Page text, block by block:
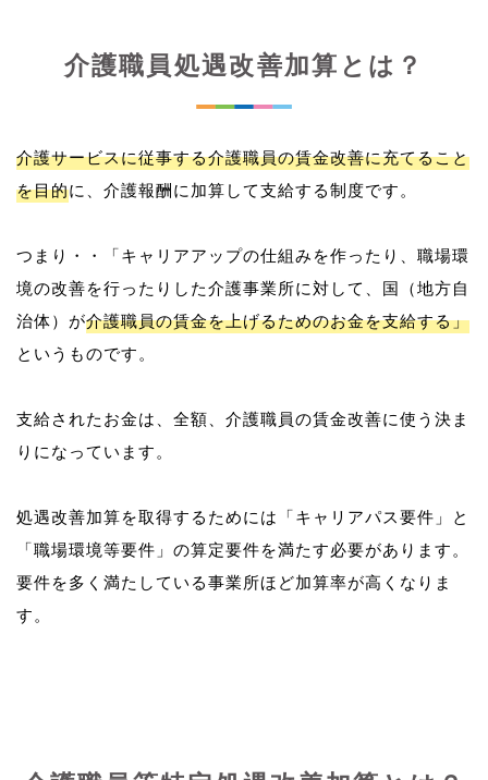
介護職員処遇改善加算とは？
介護サービスに従事する介護職員の賃金改善に充てること
を目的に、介護報酬に加算して支給する制度です。
つまり・・「キャリアアップの仕組みを作ったり、職場環
境の改善を行ったりした介護事業所に対して、国（地方自
治体）が介護職員の賃金を上げるためのお金を支給する」
というものです。
支給されたお金は、全額、介護職員の賃金改善に使う決ま
りになっています。
処遇改善加算を取得するためには「キャリアパス要件」と
「職場環境等要件」の算定要件を満たす必要があります。
要件を多く満たしている事業所ほど加算率が高くなりま
す。